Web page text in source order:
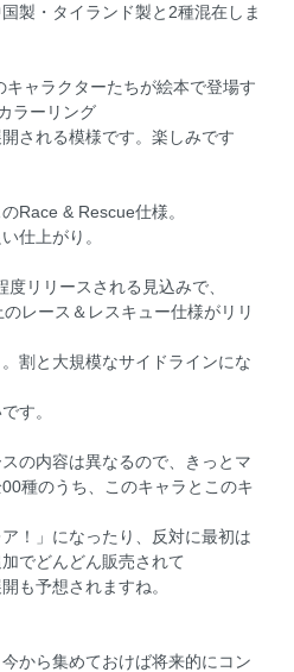
製・タイランド製と2種混在しま
ャラクターたちが絵本で登場す
ラーリング
される模様です。楽しみです
Race & Rescue仕様。
仕上がり。
リリースされる見込みで、
レース＆レスキュー仕様がリリ
割と大規模なサイドラインにな
す。
の内容は異なるので、きっとマ
種のうち、このキャラとこのキ
！」になったり、反対に最初は
でどんどん販売されて
も予想されますね。
から集めておけば将来的にコン